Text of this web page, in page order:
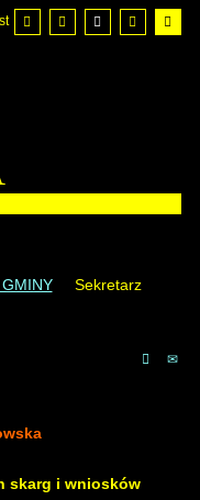
Sekretarz
skarg i wniosków